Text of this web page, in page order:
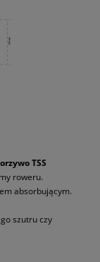
TSS
roweru.
absorbującym.
szutru czy